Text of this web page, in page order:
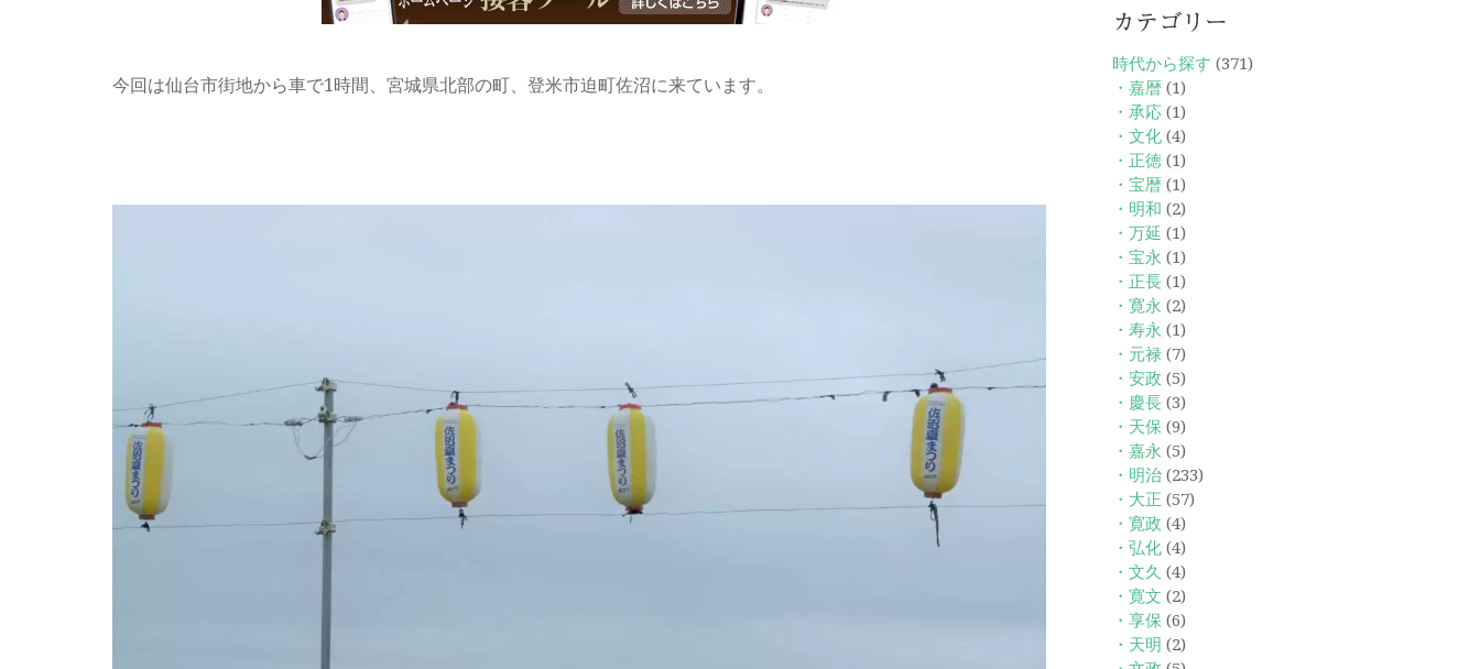
今回は仙台市街地から車で1時間、宮城県北部の町、登米市迫町佐沼に来ています。
カテゴリー
時代から探す (371)
・嘉暦(1)
・承応(1)
・文化(4)
・正徳(1)
・宝暦(1)
・明和 (2)
・万延 (1)
・宝永 (1)
・正長(1)
・寛永 (2)
・寿永 (1)
・元禄(7)
・安政 (5)
・慶長(3)
・天保 (9)
・嘉永 (5)
・明治(233)
・大正 (57)
・寛政 (4)
・弘化(4)
・文久 (4)
・寛文 (2)
・享保 (6)
・天明 (2)